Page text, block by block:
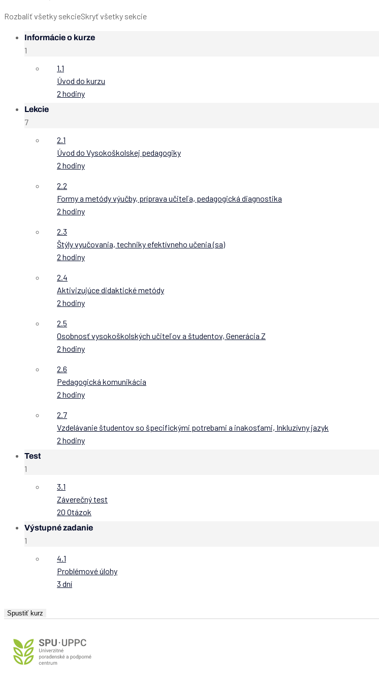
Rozbaliť všetky sekcieSkryť všetky sekcie
Informácie o kurze
1
1.1
Úvod do kurzu
2 hodiny
Lekcie
7
2.1
Úvod do Vysokoškolskej pedagogiky
2 hodiny
2.2
Formy a metódy výučby, príprava učiteľa, pedagogická diagnostika
2 hodiny
2.3
Štýly vyučovania, techniky efektívneho učenia (sa)
2 hodiny
2.4
Aktivizujúce didaktické metódy
2 hodiny
2.5
Osobnosť vysokoškolských učiteľov a študentov, Generácia Z
2 hodiny
2.6
Pedagogická komunikácia
2 hodiny
2.7
Vzdelávanie študentov so špecifickými potrebami a inakosťami, Inkluzívny jazyk
2 hodiny
Test
1
3.1
Záverečný test
20 Otázok
Výstupné zadanie
1
4.1
Problémové úlohy
3 dní
Spustiť kurz